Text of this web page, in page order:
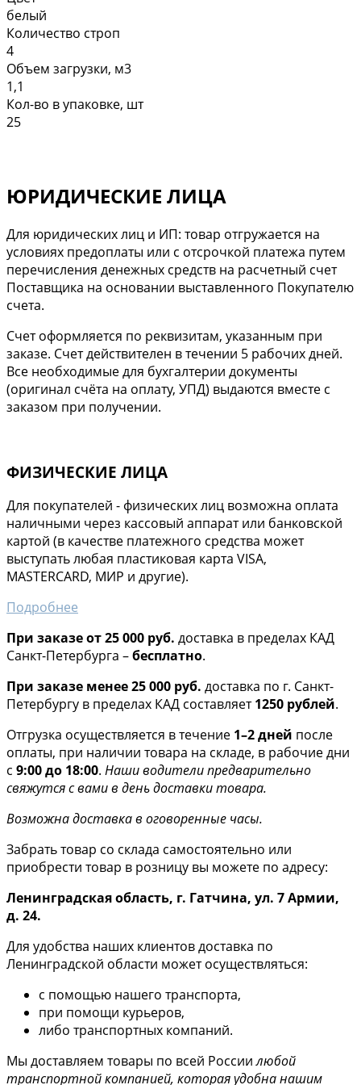
белый
Количество строп
4
Объем загрузки, м3
1,1
Кол-во в упаковке, шт
25
ЮРИДИЧЕСКИЕ ЛИЦА
Для юридических лиц и ИП: товар отгружается на
условиях предоплаты или с отсрочкой платежа путем
перечисления денежных средств на расчетный счет
Поставщика на основании выставленного Покупателю
счета.
Cчет оформляется по реквизитам, указанным при
заказе. Счет действителен в течении 5 рабочих дней.
Все необходимые для бухгалтерии документы
(оригинал счёта на оплату, УПД) выдаются вместе с
заказом при получении.
ФИЗИЧЕСКИЕ ЛИЦА
Для покупателей - физических лиц возможна оплата
наличными через кассовый аппарат или банковской
картой (в качестве платежного средства может
выступать любая пластиковая карта VISA,
MASTERCARD, МИР и другие).
Подробнее
При заказе от 25 000 руб. доставка в пределах КАД
Санкт-Петербурга –бесплатно.
При заказе менее 25 000 руб. доставка по г. Санкт-
Петербургу в пределах КАД составляет1250 рублей.
Отгрузка осуществляется в течение 1–2 дней после
оплаты, при наличии товара на складе, в рабочие дни
с 9:00 до 18:00. Наши водители предварительно
свяжутся с вами в день доставки товара.
Возможна доставка в оговоренные часы.
Забрать товар со склада самостоятельно или
приобрести товар в розницу вы можете по адресу:
Ленинградская область, г. Гатчина, ул. 7 Армии,
д. 24.
Для удобства наших клиентов доставка по
Ленинградской области может осуществляться:
с помощью нашего транспорта,
при помощи курьеров,
либо транспортных компаний.
Мы доставляем товары по всей Россиилюбой
транспортной компанией, которая удобна нашим